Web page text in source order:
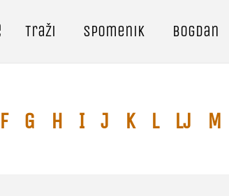
Traži Spomenik Bogdan
F G H I J K L Lj M